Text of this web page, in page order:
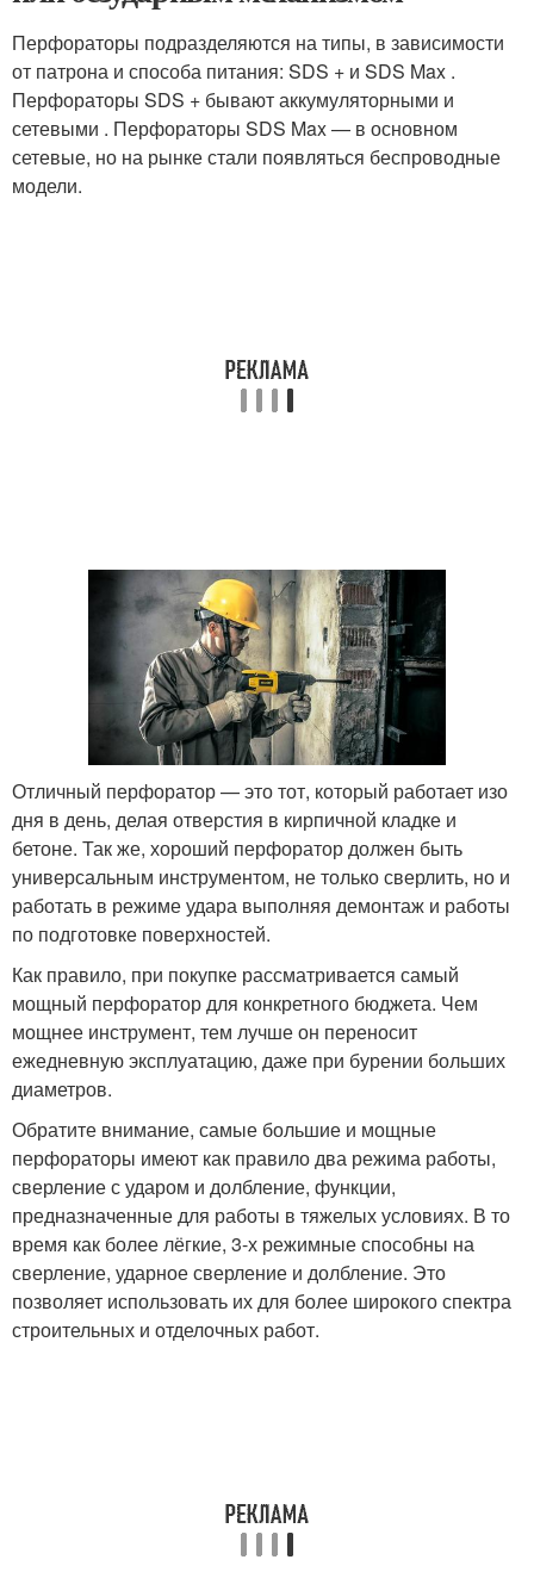
Перфораторы подразделяются на типы, в зависимости
от патрона и способа питания: SDS + и SDS Max .
Перфораторы SDS + бывают аккумуляторными и
сетевыми . Перфораторы SDS Max — в основном
сетевые, но на рынке стали появляться беспроводные
модели.
Отличный перфоратор — это тот, который работает изо
дня в день, делая отверстия в кирпичной кладке и
бетоне. Так же, хороший перфоратор должен быть
универсальным инструментом, не только сверлить, но и
работать в режиме удара выполняя демонтаж и работы
по подготовке поверхностей.
Как правило, при покупке рассматривается самый
мощный перфоратор для конкретного бюджета. Чем
мощнее инструмент, тем лучше он переносит
ежедневную эксплуатацию, даже при бурении больших
диаметров.
Обратите внимание, самые большие и мощные
перфораторы имеют как правило два режима работы,
сверление с ударом и долбление, функции,
предназначенные для работы в тяжелых условиях. В то
время как более лёгкие, 3-х режимные способны на
сверление, ударное сверление и долбление. Это
позволяет использовать их для более широкого спектра
строительных и отделочных работ.